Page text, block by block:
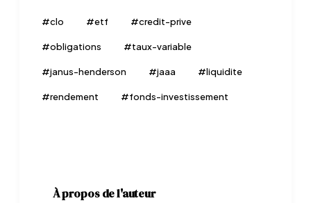
#clo #etf #credit-prive
#obligations #taux-variable
#janus-henderson #jaaa #liquidite
#rendement #fonds-investissement
À propos de l'auteur